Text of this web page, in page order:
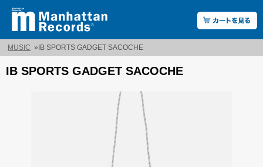
MUSIC » IB SPORTS GADGET SACOCHE
IB SPORTS GADGET SACOCHE